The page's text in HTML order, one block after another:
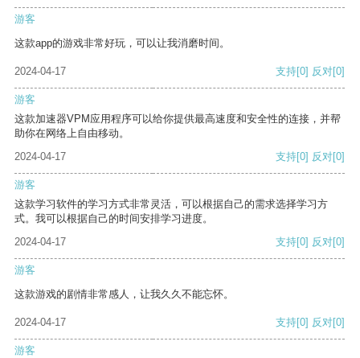
游客
这款app的游戏非常好玩，可以让我消磨时间。
2024-04-17 支持[0] 反对[0]
游客
这款加速器VPM应用程序可以给你提供最高速度和安全性的连接，并帮
助你在网络上自由移动。
2024-04-17
支持[0] 反对[0]
游客
这款学习软件的学习方式非常灵活，可以根据自己的需求选择学习方
式。我可以根据自己的时间安排学习进度。
2024-04-17
支持[0] 反对[0]
游客
这款游戏的剧情非常感人，让我久久不能忘怀。
2024-04-17 支持[0] 反对[0]
游客